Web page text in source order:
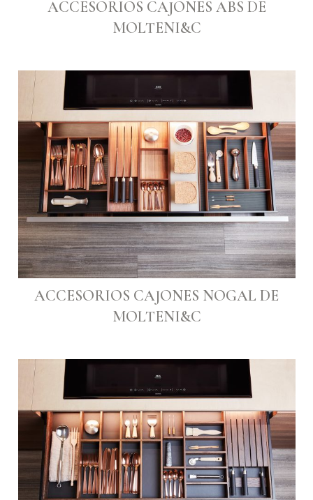
ACCESORIOS CAJONES ABS DE
MOLTENI&C
ACCESORIOS CAJONES NOGAL DE
MOLTENI&C